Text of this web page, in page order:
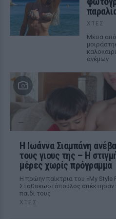
ΧΤΕΣ
Μέσα
ανέμων
H Ιωάννα Σιαμπάνη
τους γιους της – Η
μέρες χωρίς πρόγραμμα
Η πρώην παίκτρια του «My Style
Σταθοκωστόπουλος
παιδί τους
ΧΤΕΣ